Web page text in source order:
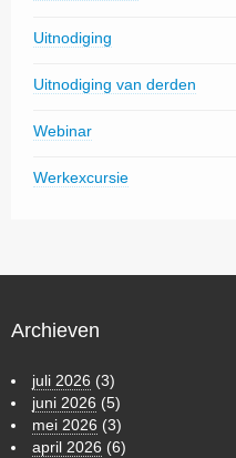
Uitnodiging
Uitnodiging van derden
Webinar
Werkexcursie
Archieven
juli 2026 (3)
juni 2026 (5)
mei 2026 (3)
april 2026 (6)